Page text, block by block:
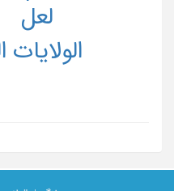
الولایات
لعل